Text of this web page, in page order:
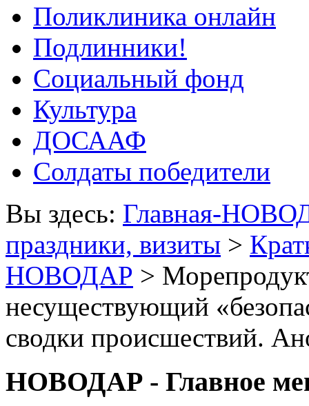
Поликлиника онлайн
Подлинники!
Социальный фонд
Культура
ДОСААФ
Солдаты победители
Вы здесь: Главная-
праздники, визиты >
НОВОДАР >
несуществующий
сводки происшествий.
НОВОДАР - Главное